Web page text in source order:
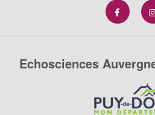
Echosciences